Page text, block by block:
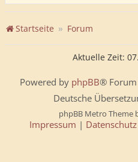
Startseite Forum
Aktuelle Zeit:
Powered by phpBB®
Deutsche
phpBB Metro Theme
Impressum | Datenschutz